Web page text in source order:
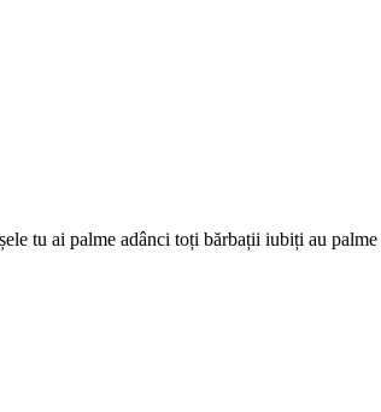
tu ai palme adânci toți bărbații iubiți au